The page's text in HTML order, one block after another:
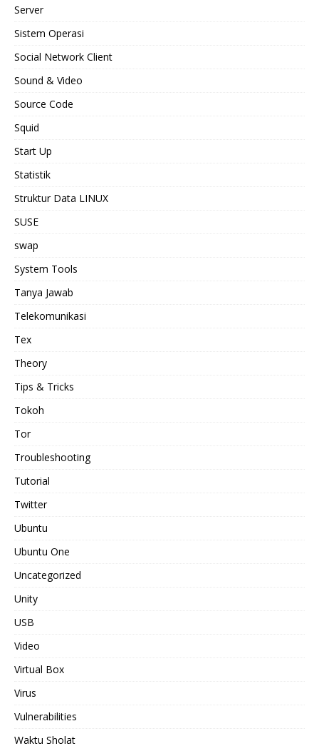
Server
Sistem Operasi
Social Network Client
Sound & Video
Source Code
Squid
Start Up
Statistik
Struktur Data LINUX
SUSE
swap
System Tools
Tanya Jawab
Telekomunikasi
Tex
Theory
Tips & Tricks
Tokoh
Tor
Troubleshooting
Tutorial
Twitter
Ubuntu
Ubuntu One
Uncategorized
Unity
USB
Video
Virtual Box
Virus
Vulnerabilities
Waktu Sholat